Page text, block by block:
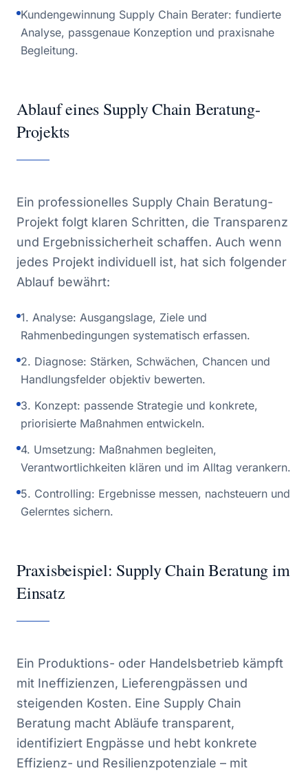
Kundengewinnung Supply Chain Berater: fundierte
Analyse, passgenaue Konzeption und praxisnahe
Begleitung.
Ablauf eines Supply Chain Beratung-
Projekts
Ein professionelles Supply Chain Beratung-
Projekt folgt klaren Schritten, die Transparenz
und Ergebnissicherheit schaffen. Auch wenn
jedes Projekt individuell ist, hat sich folgender
Ablauf bewährt:
1. Analyse: Ausgangslage, Ziele und
Rahmenbedingungen systematisch erfassen.
2. Diagnose: Stärken, Schwächen, Chancen und
Handlungsfelder objektiv bewerten.
3. Konzept: passende Strategie und konkrete,
priorisierte Maßnahmen entwickeln.
4. Umsetzung: Maßnahmen begleiten,
Verantwortlichkeiten klären und im Alltag verankern.
5. Controlling: Ergebnisse messen, nachsteuern und
Gelerntes sichern.
Praxisbeispiel: Supply Chain Beratung im
Einsatz
Ein Produktions- oder Handelsbetrieb kämpft
mit Ineffizienzen, Lieferengpässen und
steigenden Kosten. Eine Supply Chain
Beratung macht Abläufe transparent,
identifiziert Engpässe und hebt konkrete
Effizienz- und Resilienzpotenziale – mit